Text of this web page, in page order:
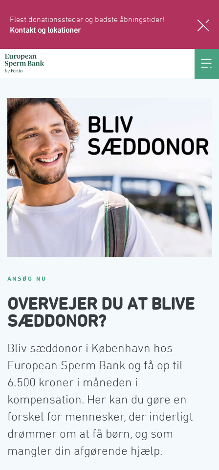
Flest donationssteder og bedste åbningstider!
Kontakt og lokationer
ANSØG NU
OVERVEJER DU AT BLIVE
SÆDDONOR?
Bliv sæddonor i København hos
European Sperm Bank og få op til
6.500 kroner i måneden i
kompensation. Her kan du gøre en
forskel for mennesker, der inderligt
drømmer om at få børn, og som
mangler din afgørende hjælp.